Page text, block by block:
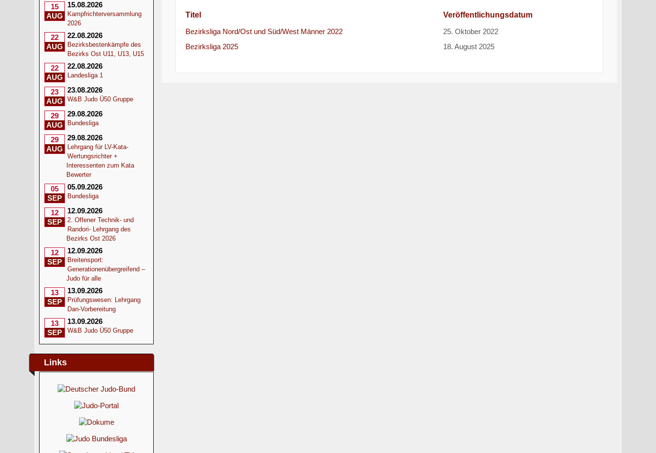
15
AUG
15.08.2026
Kampfrichterversammlung
2026
22
AUG
22.08.2026
Bezirksbestenkämpfe des
Bezirks Ost U11, U13, U15
22
AUG
22.08.2026
Landesliga 1
23
AUG
23.08.2026
W&B Judo Ü50 Gruppe
29
AUG
29.08.2026
Bundesliga
29
AUG
29.08.2026
Lehrgang für LV-Kata-
Wertungsrichter +
Interessenten zum Kata
Bewerter
05
SEP
05.09.2026
Bundesliga
12
SEP
12.09.2026
2. Offener Technik- und
Randori- Lehrgang des
Bezirks Ost 2026
12
SEP
12.09.2026
Breitensport:
Generationenübergreifend –
Judo für alle
13
SEP
13.09.2026
Prüfungswesen: Lehrgang
Dan-Vorbereitung
13
SEP
13.09.2026
W&B Judo Ü50 Gruppe
Links
Titel
Veröffentlichungsdatum
Bezirksliga Nord/Ost und Süd/West Männer 2022
25. Oktober 2022
Bezirksliga 2025
18. August 2025